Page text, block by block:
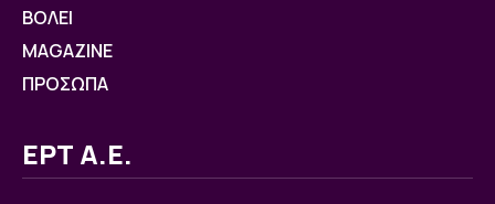
ΒOΛΕΙ
MAGAZINE
ΠΡΟΣΩΠΑ
ΕΡΤ Α.Ε.